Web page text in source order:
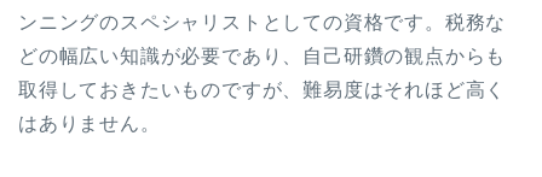
ンニングのスペシャリストとしての資格です。税務な
どの幅広い知識が必要であり、自己研鑽の観点からも
取得しておきたいものですが、難易度はそれほど高く
はありません。